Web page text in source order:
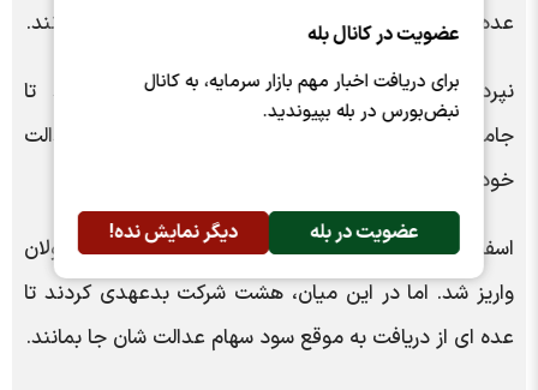
عضویت در کانال بله
برای دریافت اخبار مهم بازار سرمایه، به کانال
نبض‌بورس در بله بپیوندید.
عضویت در بله دیگر نمایش نده!
عده ای از دریافت به موقع سود سهام عدالت شان جا بمانند.
نپرداختن به موقع سود سهام عدالت موجب شد تا
جاماندگان در خردادماه منتظر دریافت سود سهام عدالت
خود باشند.
اسفندماه سال گذشته سود سهام عدالت به حساب مشمولان
واریز شد. اما در این میان، هشت شرکت بدعهدی کردند تا
عده ای از دریافت به موقع سود سهام عدالت شان جا بمانند.